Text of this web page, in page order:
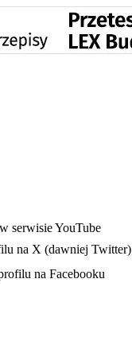
serwisie YouTube
na X (dawniej Twitter)
na Facebooku